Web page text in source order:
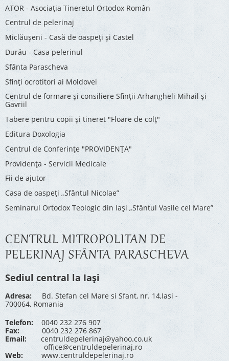
ATOR - Asociaţia Tineretul Ortodox Român
Centrul de pelerinaj
Miclăușeni - Casă de oaspeţi şi Castel
Durău - Casa pelerinul
Sfânta Parascheva
Sfinți ocrotitori ai Moldovei
Centrul de formare și consiliere Sfinții Arhangheli Mihail și
Gavriil
Tabere pentru copii şi tineret "Floare de colţ"
Editura Doxologia
Centrul de Conferinţe "PROVIDENŢA"
Providenţa - Servicii Medicale
Fii de ajutor
Casa de oaspeți „Sfântul Nicolae”
Seminarul Ortodox Teologic din Iași „Sfântul Vasile cel Mare”
CENTRUL MITROPOLITAN DE
PELERINAJ SFÂNTA PARASCHEVA
Sediul central la Iași
Adresa: Bd. Stefan cel Mare si Sfant, nr. 14,Iasi -
700064, Romania
Telefon: 0040 232 276 907
Fax: 0040 232 276 867
Email:
centruldepelerinaj@yahoo.co.uk
office@centruldepelerinaj.ro
Web:
www.centruldepelerinaj.ro